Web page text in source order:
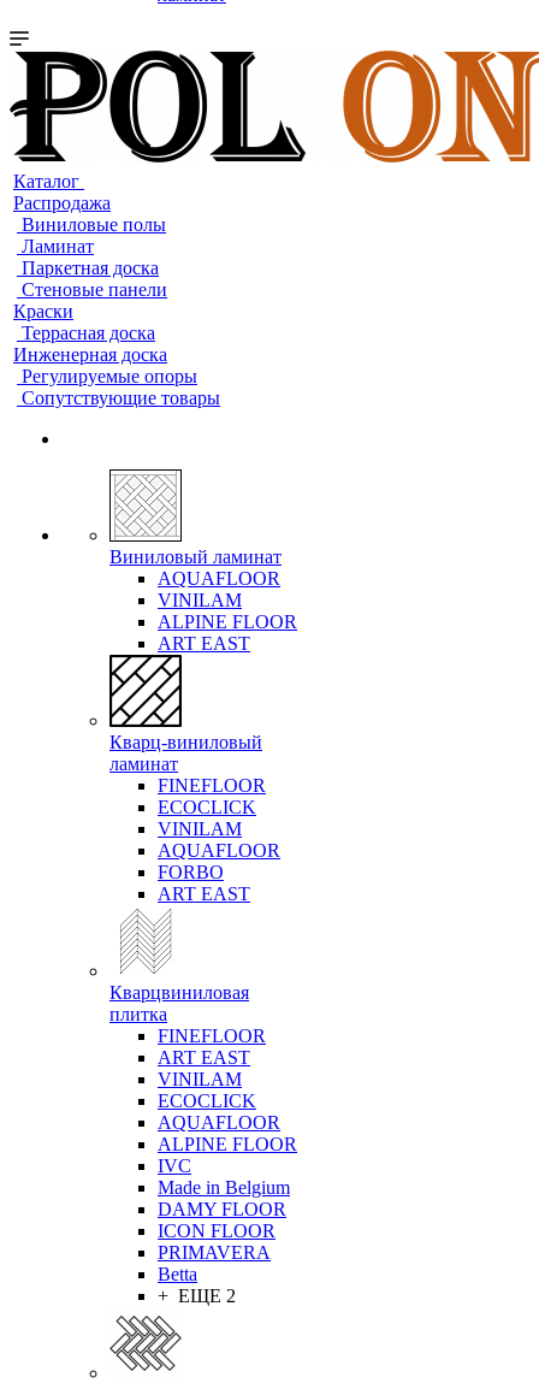
Каталог
Распродажа
Виниловые полы
Ламинат
Паркетная доска
Стеновые панели
Краски
Террасная доска
Инженерная доска
Регулируемые опоры
Сопутствующие товары
Виниловый ламинат
AQUAFLOOR
VINILAM
ALPINE FLOOR
ART EAST
Кварц-виниловый
ламинат
FINEFLOOR
ECOCLICK
VINILAM
AQUAFLOOR
FORBO
ART EAST
Кварцвиниловая
плитка
FINEFLOOR
ART EAST
VINILAM
ECOCLICK
AQUAFLOOR
ALPINE FLOOR
IVC
Made in Belgium
DAMY FLOOR
ICON FLOOR
PRIMAVERA
Betta
+ ЕЩЕ 2